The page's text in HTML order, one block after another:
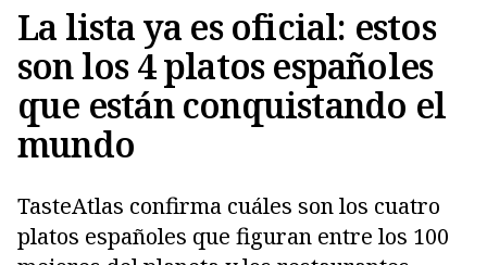
La lista ya es oficial: estos
son los 4 platos españoles
que están conquistando el
mundo
TasteAtlas confirma cuáles son los cuatro
platos españoles que figuran entre los 100